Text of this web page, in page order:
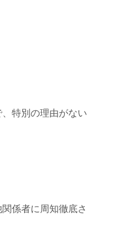
特別の理由がない
係者に周知徹底さ